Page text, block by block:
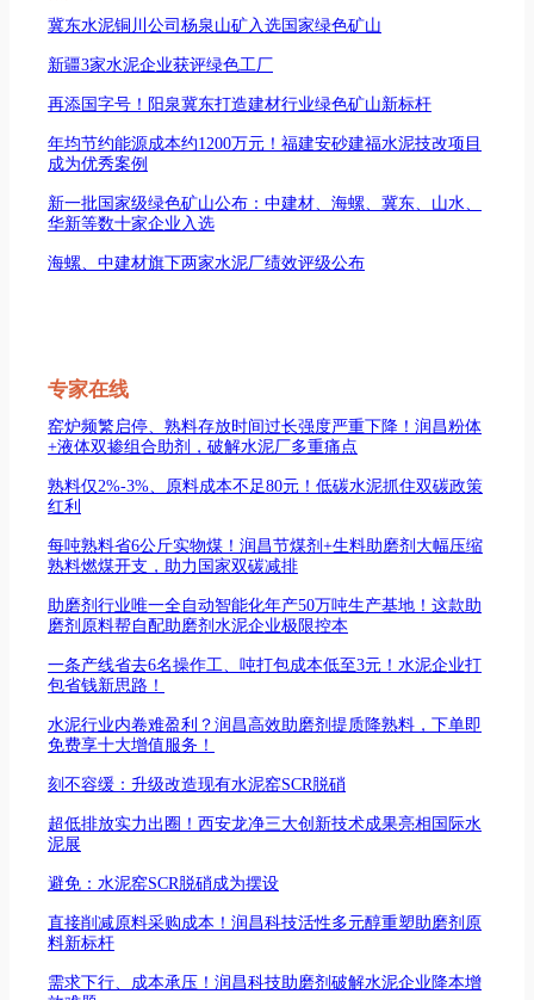
冀东水泥铜川公司杨泉山矿入选国家绿色矿山
新疆3家水泥企业获评绿色工厂
再添国字号！阳泉冀东打造建材行业绿色矿山新标杆
年均节约能源成本约1200万元！福建安砂建福水泥技改项目
成为优秀案例
新一批国家级绿色矿山公布：中建材、海螺、冀东、山水、
华新等数十家企业入选
海螺、中建材旗下两家水泥厂绩效评级公布
专家在线
窑炉频繁启停、熟料存放时间过长强度严重下降！润昌粉体
+液体双掺组合助剂，破解水泥厂多重痛点
熟料仅2%-3%、原料成本不足80元！低碳水泥抓住双碳政策
红利
每吨熟料省6公斤实物煤！润昌节煤剂+生料助磨剂大幅压缩
熟料燃煤开支，助力国家双碳减排
助磨剂行业唯一全自动智能化年产50万吨生产基地！这款助
磨剂原料帮自配助磨剂水泥企业极限控本
一条产线省去6名操作工、吨打包成本低至3元！水泥企业打
包省钱新思路！
水泥行业内卷难盈利？润昌高效助磨剂提质降熟料，下单即
免费享十大增值服务！
刻不容缓：升级改造现有水泥窑SCR脱硝
超低排放实力出圈！西安龙净三大创新技术成果亮相国际水
泥展
避免：水泥窑SCR脱硝成为摆设
直接削减原料采购成本！润昌科技活性多元醇重塑助磨剂原
料新标杆
需求下行、成本承压！润昌科技助磨剂破解水泥企业降本增